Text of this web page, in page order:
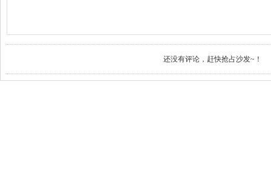
还没有评论，赶快抢占沙发~！